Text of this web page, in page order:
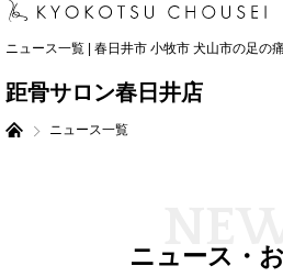
距骨サロン春日井店
ニュース一覧
ニュース・